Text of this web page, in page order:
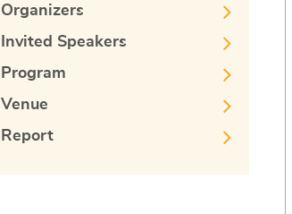
Organizers
Invited Speakers
Program
Venue
Report